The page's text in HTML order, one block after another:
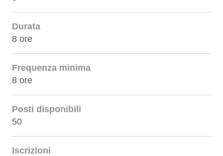
Durata
8 ore
Frequenza minima
8 ore
Posti disponibili
50
Iscrizioni